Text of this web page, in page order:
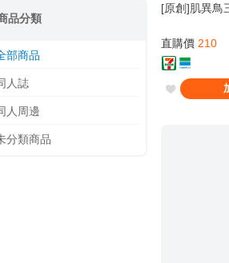
品分類
部商品
人誌
人周邊
分類商品
[原創]肌異鳥
直購價 210